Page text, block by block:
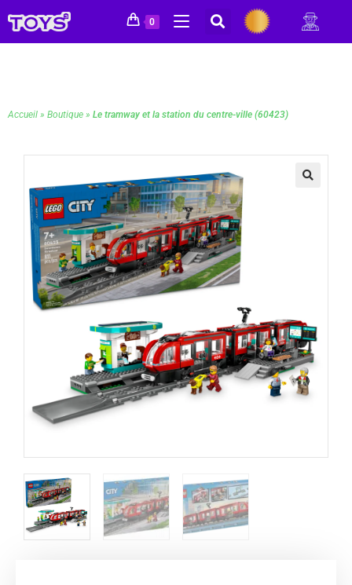
0
Accueil » Boutique » Le tramway et la station du centre-ville (60423)